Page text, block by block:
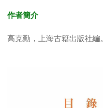
作者簡介
高克勤，上海古籍出版社編。